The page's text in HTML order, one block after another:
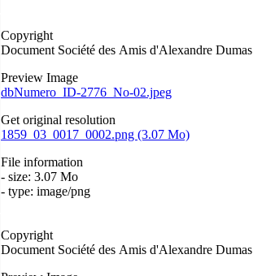
Copyright
Document Société des Amis d'Alexandre Dumas
Preview Image
dbNumero_ID-2776_No-02.jpeg
Get original resolution
1859_03_0017_0002.png (3.07 Mo)
File information
- size: 3.07 Mo
- type: image/png
Copyright
Document Société des Amis d'Alexandre Dumas